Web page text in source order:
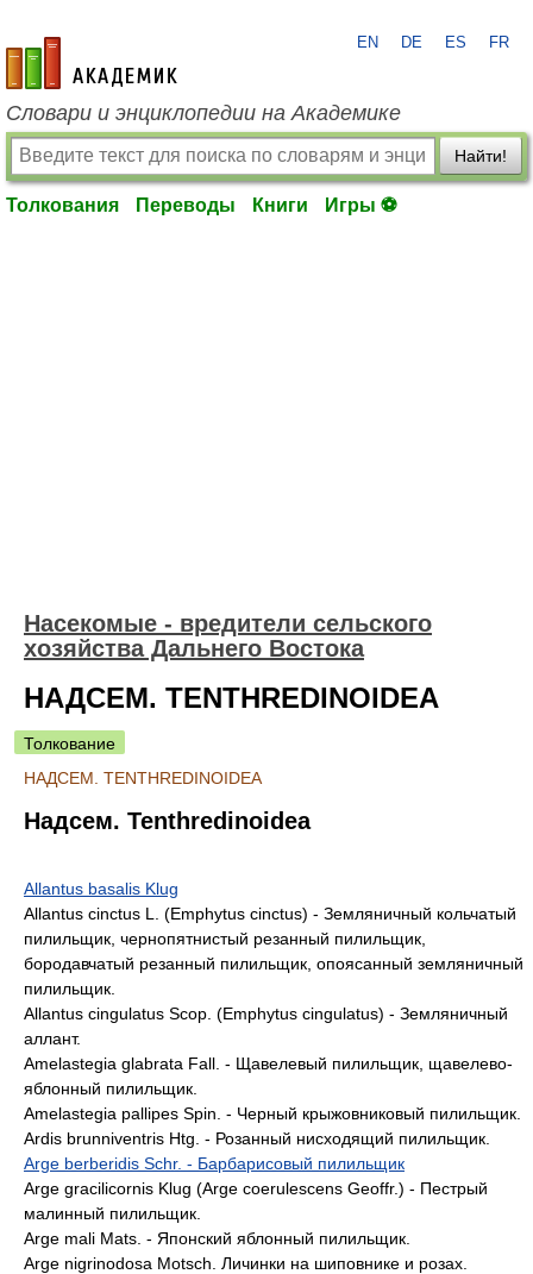
academic.ru
EN DE ES FR
Словари и энциклопедии на Академике
Найти!
Толкования Переводы Книги Игры ⚽
Насекомые - вредители сельского
хозяйства Дальнего Востока
НАДСЕМ. TENTHREDINOIDEA
Толкование
НАДСЕМ. TENTHREDINOIDEA
Надсем. Tenthredinoidea
Allantus basalis Klug
Allantus cinctus L. (Emphytus cinctus) - Земляничный кольчатый
пилильщик, чернопятнистый резанный пилильщик,
бородавчатый резанный пилильщик, опоясанный земляничный
пилильщик.
Allantus cingulatus Scop. (Emphytus cingulatus) - Земляничный
аллант.
Amelastegia glabrata Fall. - Щавелевый пилильщик, щавелево-
яблонный пилильщик.
Amelastegia pallipes Spin. - Черный крыжовниковый пилильщик.
Ardis brunniventris Htg. - Розанный нисходящий пилильщик.
Arge berberidis Schr. - Барбарисовый пилильщик
Arge gracilicornis Klug (Arge coerulescens Geoffr.) - Пестрый
малинный пилильщик.
Arge mali Mats. - Японский яблонный пилильщик.
Arge nigrinodosa Motsch. Личинки на шиповнике и розах.